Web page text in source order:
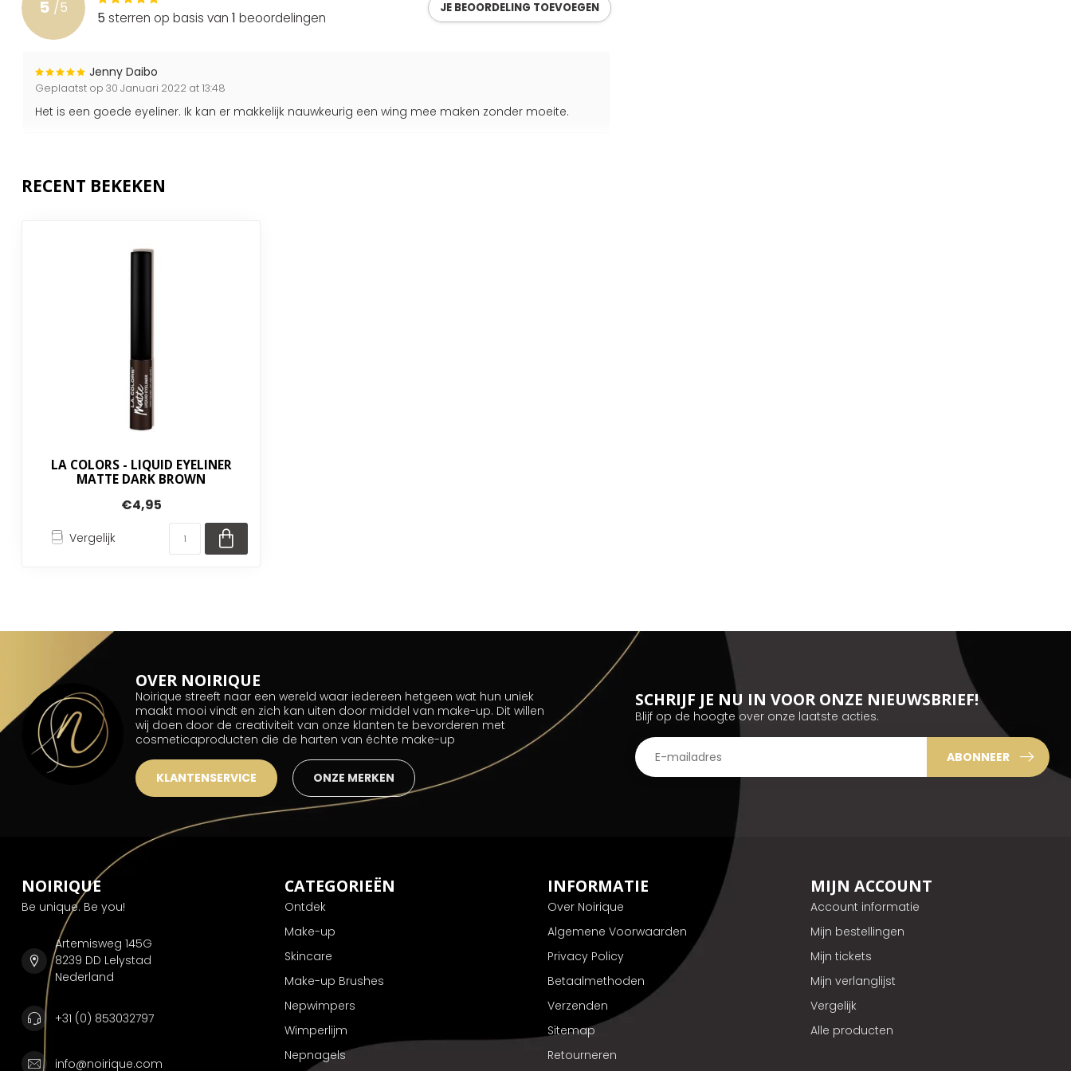
5 /5
5 sterren op basis van 1 beoordelingen
JE BEOORDELING TOEVOEGEN
Jenny Daibo
Geplaatst op 30 Januari 2022 at 13:48
Het is een goede eyeliner. Ik kan er makkelijk nauwkeurig een wing mee maken zonder moeite.
RECENT BEKEKEN
LA COLORS - LIQUID EYELINER
MATTE DARK BROWN
€4,95
Vergelijk
OVER NOIRIQUE
Noirique streeft naar een wereld waar iedereen hetgeen wat hun uniek
maakt mooi vindt en zich kan uiten door middel van make-up. Dit willen
wij doen door de creativiteit van onze klanten te bevorderen met
cosmeticaproducten die de harten van échte make-up
KLANTENSERVICE ONZE MERKEN
SCHRIJF JE NU IN VOOR ONZE NIEUWSBRIEF!
Blijf op de hoogte over onze laatste acties.
ABONNEER
NOIRIQUE
Be unique. Be you!
Artemisweg 145G
8239 DD Lelystad
Nederland
+31 (0) 853032797
info@noirique.com
CATEGORIEËN
Ontdek
Make-up
Skincare
Make-up Brushes
Nepwimpers
Wimperlijm
Nepnagels
INFORMATIE
Over Noirique
Algemene Voorwaarden
Privacy Policy
Betaalmethoden
Verzenden
Sitemap
Retourneren
MIJN ACCOUNT
Account informatie
Mijn bestellingen
Mijn tickets
Mijn verlanglijst
Vergelijk
Alle producten